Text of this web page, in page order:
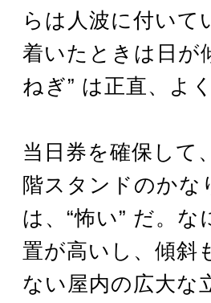
らは人波に付いて
着いたときは日が
ねぎ” は正直、よ
当日券を確保して
階スタンドのかな
は、“怖い” だ。
置が高いし、傾斜
ない屋内の広大な